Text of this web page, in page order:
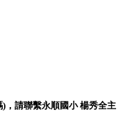
，請聯繫永順國小 楊秀全主